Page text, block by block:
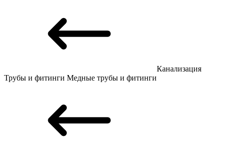
Канализация
Трубы и фитинги Медные трубы и фитинги